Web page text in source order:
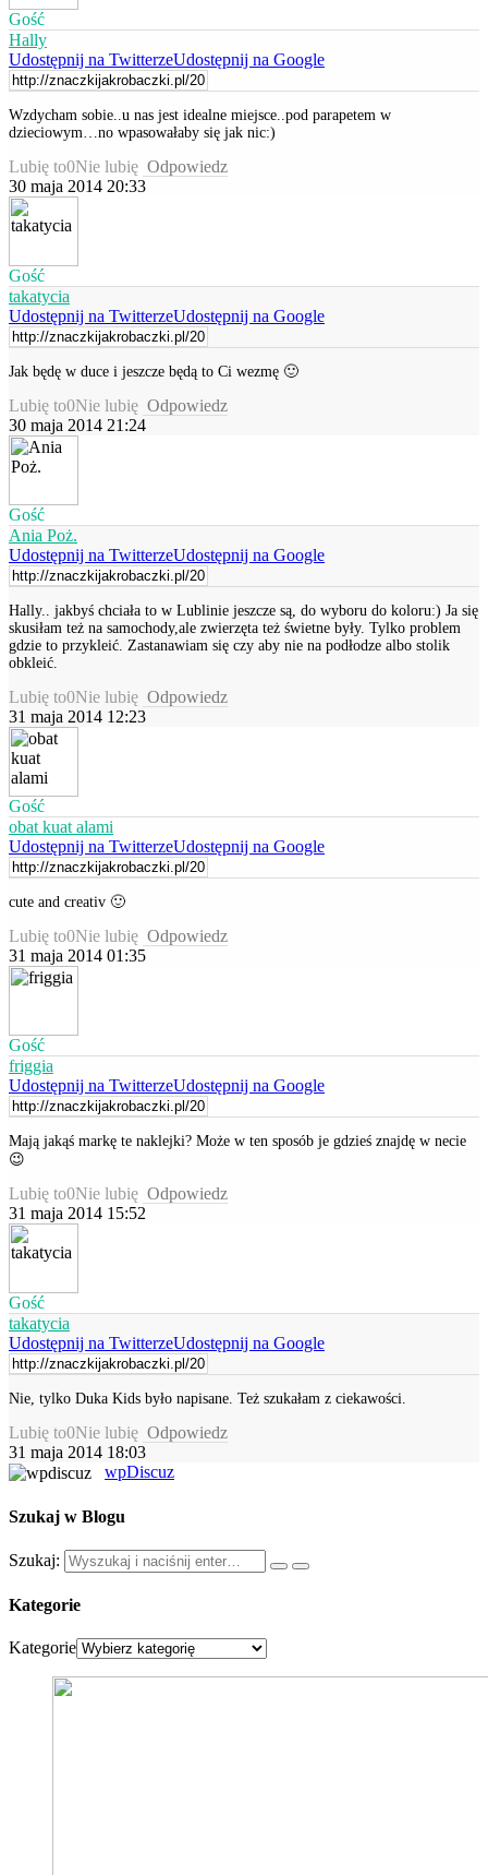
Gość
Hally
Udostępnij na TwitterzeUdostępnij na Google
Wzdycham sobie..u nas jest idealne miejsce..pod parapetem w
dzieciowym…no wpasowałaby się jak nic:)
Lubię to0Nie lubię Odpowiedz
30 maja 2014 20:33
Gość
takatycia
Udostępnij na TwitterzeUdostępnij na Google
Jak będę w duce i jeszcze będą to Ci wezmę 🙂
Lubię to0Nie lubię Odpowiedz
30 maja 2014 21:24
Gość
Ania Poż.
Udostępnij na TwitterzeUdostępnij na Google
Hally.. jakbyś chciała to w Lublinie jeszcze są, do wyboru do koloru:) Ja się
skusiłam też na samochody,ale zwierzęta też świetne były. Tylko problem
gdzie to przykleić. Zastanawiam się czy aby nie na podłodze albo stolik
obkleić.
Lubię to0Nie lubię Odpowiedz
31 maja 2014 12:23
Gość
obat kuat alami
Udostępnij na TwitterzeUdostępnij na Google
cute and creativ 🙂
Lubię to0Nie lubię Odpowiedz
31 maja 2014 01:35
Gość
friggia
Udostępnij na TwitterzeUdostępnij na Google
Mają jakąś markę te naklejki? Może w ten sposób je gdzieś znajdę w necie
😉
Lubię to0Nie lubię Odpowiedz
31 maja 2014 15:52
Gość
takatycia
Udostępnij na TwitterzeUdostępnij na Google
Nie, tylko Duka Kids było napisane. Też szukałam z ciekawości.
Lubię to0Nie lubię Odpowiedz
31 maja 2014 18:03
wpDiscuz
Szukaj w Blogu
Szukaj:
Kategorie
Kategorie